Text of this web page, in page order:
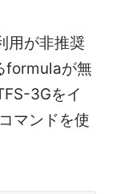
用が非推奨
formulaが無
3Gをイ
マンドを使